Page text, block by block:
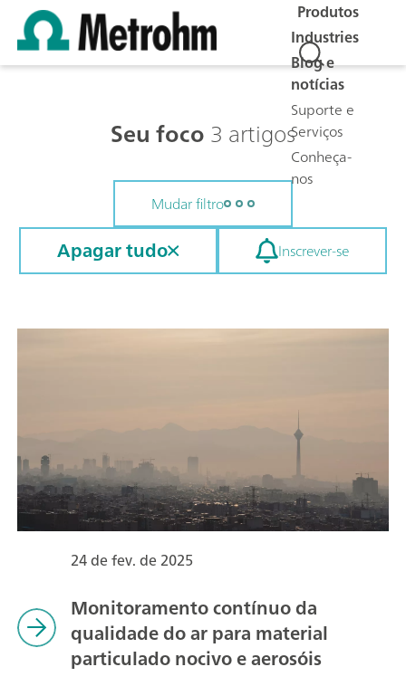
Produtos
Industries
Blog e
notícias
Suporte e
Serviços
Conheça-
nos
Seu foco3 artigos
Mudar filtro
Apagar tudo Inscrever-se
24 de fev. de 2025
Monitoramento contínuo da
qualidade do ar para material
particulado nocivo e aerosóis